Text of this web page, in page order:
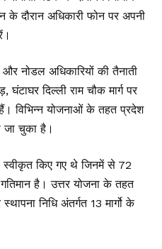
के दौरान अधिकारी फोन पर अपनी
नोडल अधिकारियों की तैनाती
दिल्ली राम चौक मार्ग पर
विभिन्न योजनाओं के तहत प्रदेश
जा चुका है।
स्वीकृत किए गए थे जिनमें से 72
है। उत्तर योजना के तहत
निधि अंतर्गत 13 मार्गो के